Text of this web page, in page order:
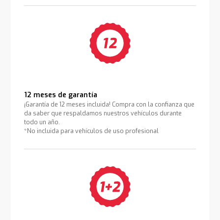
12 meses de garantía
¡Garantía de 12 meses incluida! Compra con la confianza que
da saber que respaldamos nuestros vehículos durante
todo un año.
*No incluida para vehículos de uso profesional